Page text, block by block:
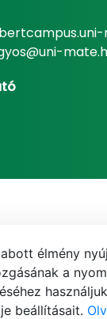
élmény
a
beállításait.